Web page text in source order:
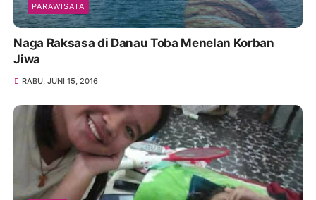
PARAWISATA
Naga Raksasa di Danau Toba Menelan Korban
Jiwa
RABU, JUNI 15, 2016